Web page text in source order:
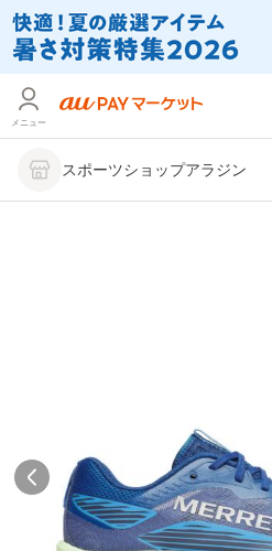
メニュー
スポーツショップアラジン